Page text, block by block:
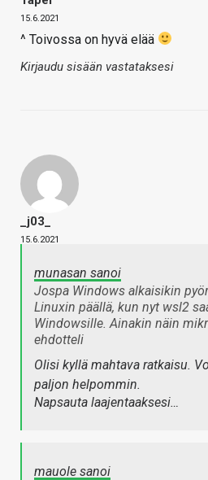
15.6.2021
^ Toivossa on hyvä elää
Kirjaudu sisään vastataksesi
_j03_
15.6.2021
munasan sanoi
Jospa Windows alkaisikin
Linuxin päällä, kun nyt wsl2
Windowsille. Ainakin näin
ehdotteli
Olisi kyllä mahtava ratkaisu.
paljon helpommin.
Napsauta laajentaaksesi…
mauole sanoi